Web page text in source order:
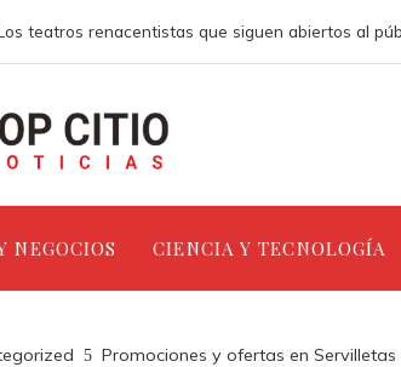
NEGOCIOS CIENCIA Y TECNOLOGÍA
Promociones y ofertas en